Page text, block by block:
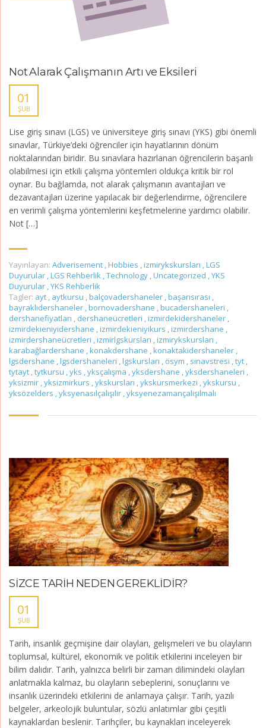
Not Alarak Çalışmanın Artı ve Eksileri
01
ŞUB
Lise giriş sınavı (LGS) ve üniversiteye giriş sınavı (YKS) gibi önemli
sınavlar, Türkiye’deki öğrenciler için hayatlarının dönüm
noktalarından biridir. Bu sınavlara hazırlanan öğrencilerin başarılı
olabilmesi için etkili çalışma yöntemleri oldukça kritik bir rol
oynar. Bu bağlamda, not alarak çalışmanın avantajları ve
dezavantajları üzerine yapılacak bir değerlendirme, öğrencilere
en verimli çalışma yöntemlerini keşfetmelerine yardımcı olabilir.
Not […]
Yayınlayan: Adverisement ,Hobbies ,izmirykskursları ,LGS
Duyurular ,LGS Rehberlik ,Technology ,Uncategorized ,YKS
Duyurular ,YKS Rehberlik
Tagler: ayt , aytkursu ,balçovadershaneler ,başarısırası ,
bayraklıdershaneler ,bornovadershane ,bucadershaneleri ,
dershanefiyatları , dershaneücretleri ,izmirdekidershaneler ,
izmirdekieniyidershane ,izmirdekieniyikurs ,izmirdershane ,
izmirdershaneücretleri ,izmirlgskursları ,izmirykskursları ,
karabağlardershane ,konakdershane ,konaktakidershaneler ,
lgsdershane ,lgsdershaneleri ,lgskursları , ösym , sınavstresi ,tyt ,
tytayt ,tytkursu ,yks ,yksçalışma ,yksdershane ,yksdershaneleri ,
yksizmir ,yksizmirkurs ,ykskursları ,ykskursmerkezi ,ykskursu ,
yksözelders ,yksyenasılçalışılır ,yksyenezamançalışılmalı
SİZCE TARİH NEDEN GEREKLİDİR?
01
ŞUB
Tarih, insanlık geçmişine dair olayları, gelişmeleri ve bu olayların
toplumsal, kültürel, ekonomik ve politik etkilerini inceleyen bir
bilim dalıdır. Tarih, yalnızca belirli bir zaman dilimindeki olayları
anlatmakla kalmaz, bu olayların sebeplerini, sonuçlarını ve
insanlık üzerindeki etkilerini de anlamaya çalışır. Tarih, yazılı
belgeler, arkeolojik buluntular, sözlü anlatımlar gibi çeşitli
kaynaklardan beslenir. Tarihçiler, bu kaynakları inceleyerek